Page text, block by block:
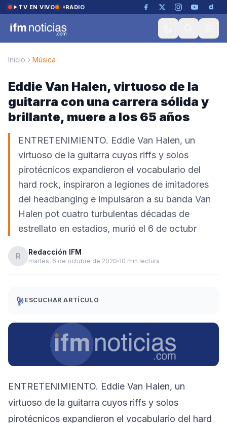
Saltar al contenido
TV EN VIVO RADIO
Inicio Música
Eddie Van Halen, virtuoso de la
guitarra con una carrera sólida y
brillante, muere a los 65 años
ENTRETENIMIENTO. Eddie Van Halen, un
virtuoso de la guitarra cuyos riffs y solos
pirotécnicos expandieron el vocabulario del
hard rock, inspiraron a legiones de imitadores
del headbanging e impulsaron a su banda Van
Halen pot cuatro turbulentas décadas de
estrellato en estadios, murió el 6 de octubr
R Redacción IFM
martes, 6 de octubre de 2020 10 min lectura
ESCUCHAR ARTÍCULO
ENTRETENIMIENTO. Eddie Van Halen, un
virtuoso de la guitarra cuyos riffs y solos
pirotécnicos expandieron el vocabulario del hard